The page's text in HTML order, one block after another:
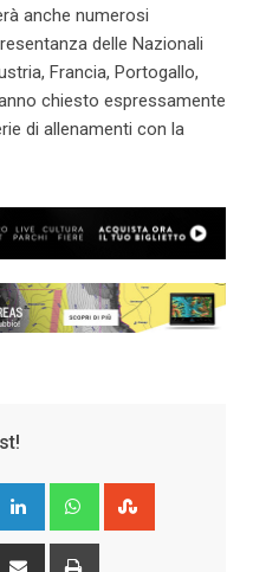
anche numerosi
delle Nazionali
Francia, Portogallo,
chiesto espressamente
di allenamenti con la
LinkedIn Whatsapp
Share